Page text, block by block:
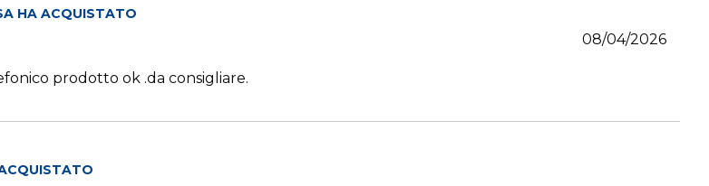
HA ACQUISTATO
08/04/2026
prodotto ok .da consigliare.